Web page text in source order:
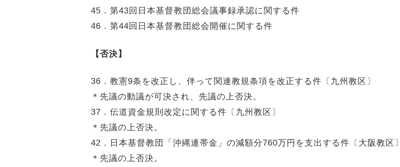
45．第43回日本基督教団総会議事録承認に関する件
46．第44回日本基督教団総会開催に関する件
【否決】
36．教憲9条を改正し、伴って関連教規条項を改正する件〔九州教区〕
＊先議の動議が可決され、先議の上否決。
37．伝道資金規則改定に関する件〔九州教区〕
＊先議の上否決。
42．日本基督教団「沖縄連帯金」の減額分760万円を支出する件〔大阪教区〕
＊先議の上否決。